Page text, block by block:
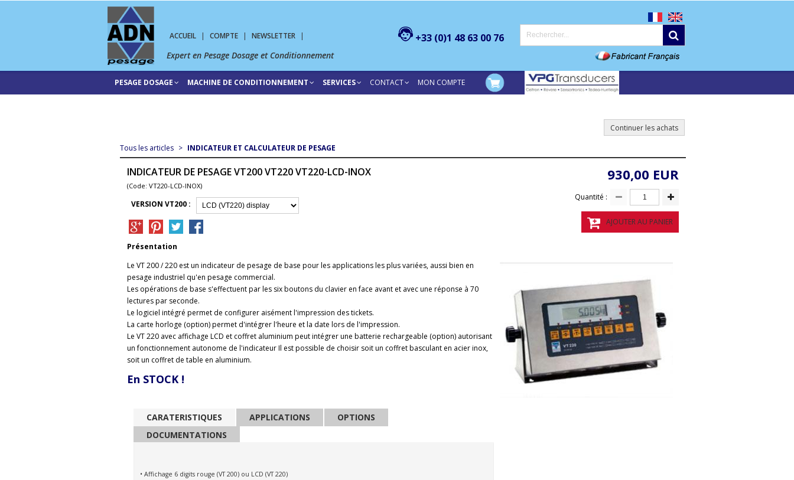
ACCUEIL | COMPTE | NEWSLETTER |
Expert en Pesage Dosage et Conditionnement
+33 (0)1 48 63 00 76
PESAGE DOSAGE MACHINE DE CONDITIONNEMENT SERVICES CONTACT MON COMPTE
Continuer les achats
Tous les articles > INDICATEUR ET CALCULATEUR DE PESAGE
INDICATEUR DE PESAGE VT200 VT220 VT220-LCD-INOX
(Code: VT220-LCD-INOX)
VERSION VT200 :
930,00 EUR
Quantité :
AJOUTER AU PANIER
Présentation
Le VT 200 / 220 est un indicateur de pesage de base pour les applications les plus variées, aussi bien en
pesage industriel qu'en pesage commercial.
Les opérations de base s'effectuent par les six boutons du clavier en face avant et avec une réponse à 70
lectures par seconde.
Le logiciel intégré permet de configurer aisément l'impression des tickets.
La carte horloge (option) permet d'intégrer l'heure et la date lors de l'impression.
Le VT 220 avec affichage LCD et coffret aluminium peut intégrer une batterie rechargeable (option) autorisant
un fonctionnement autonome de l'indicateur Il est possible de choisir soit un coffret basculant en acier inox,
soit un coffret de table en aluminium.
En STOCK !
CARATERISTIQUES APPLICATIONS
OPTIONS
DOCUMENTATIONS
• Affichage 6 digits rouge (VT 200) ou LCD (VT 220)